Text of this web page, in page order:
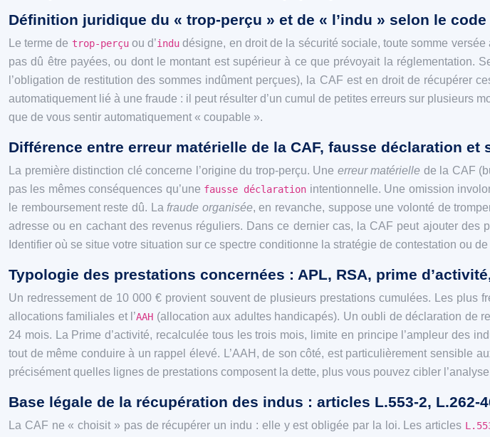
Définition juridique du « trop-perçu » et de « l’indu » selon le
Le terme de trop-perçuou d’indu désigne, en droit de la sécurité sociale, toute somme
pas dû être payées, ou dont le montant est supérieur à ce que prévoyait la
l’obligation de restitution des sommes indûment perçues), la CAF est en droit de récupérer
automatiquement lié à une fraude : il peut résulter d’un cumul de petites erreurs sur plusieurs
que de vous sentir automatiquement « coupable ».
Différence entre erreur matérielle de la CAF, fausse déclaration
La première distinction clé concerne l’origine du trop-perçu. Une erreur matérielle de la CAF
pas les mêmes conséquences qu’une fausse déclaration intentionnelle. Une omission
le remboursement reste dû. La fraude organisée, en revanche, suppose une volonté de
adresse ou en cachant des revenus réguliers. Dans ce dernier cas, la CAF peut ajouter
Identifier où se situe votre situation sur ce spectre conditionne la stratégie de contestation ou
Typologie des prestations concernées : APL, RSA, prime
Un redressement de 10 000 € provient souvent de plusieurs prestations cumulées. Les plus
allocations familiales et l’AAH (allocation aux adultes handicapés). Un oubli de déclaration de
24 mois. La Prime d’activité, recalculée tous les trois mois, limite en principe l’ampleur des
tout de même conduire à un rappel élevé. L’AAH, de son côté, est particulièrement sensible
précisément quelles lignes de prestations composent la dette, plus vous pouvez cibler
Base légale de la récupération des indus : articles L.553-2,
La CAF ne « choisit » pas de récupérer un indu : elle y est obligée par la loi. Les articles